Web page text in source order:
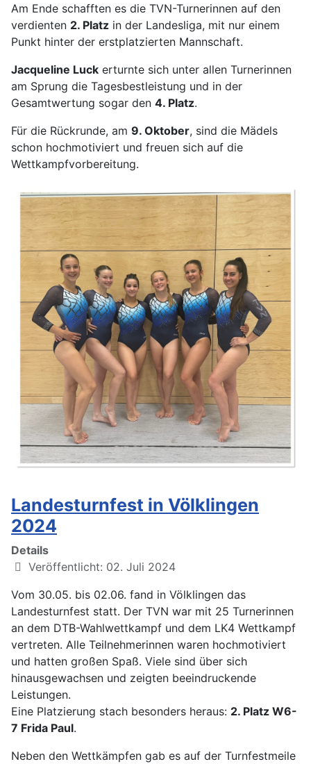
Am Ende schafften es die TVN-Turnerinnen auf den
verdienten 2. Platz in der Landesliga, mit nur einem
Punkt hinter der erstplatzierten Mannschaft.
Jacqueline Luck erturnte sich unter allen Turnerinnen
am Sprung die Tagesbestleistung und in der
Gesamtwertung sogar den 4. Platz.
Für die Rückrunde, am 9. Oktober, sind die Mädels
schon hochmotiviert und freuen sich auf die
Wettkampfvorbereitung.
Landesturnfest in Völklingen
2024
Details
Veröffentlicht: 02. Juli 2024
Vom 30.05. bis 02.06. fand in Völklingen das
Landesturnfest statt. Der TVN war mit 25 Turnerinnen
an dem DTB-Wahlwettkampf und dem LK4 Wettkampf
vertreten. Alle Teilnehmerinnen waren hochmotiviert
und hatten großen Spaß. Viele sind über sich
hinausgewachsen und zeigten beeindruckende
Leistungen.
Eine Platzierung stach besonders heraus: 2. Platz W6-
7 Frida Paul.
Neben den Wettkämpfen gab es auf der Turnfestmeile